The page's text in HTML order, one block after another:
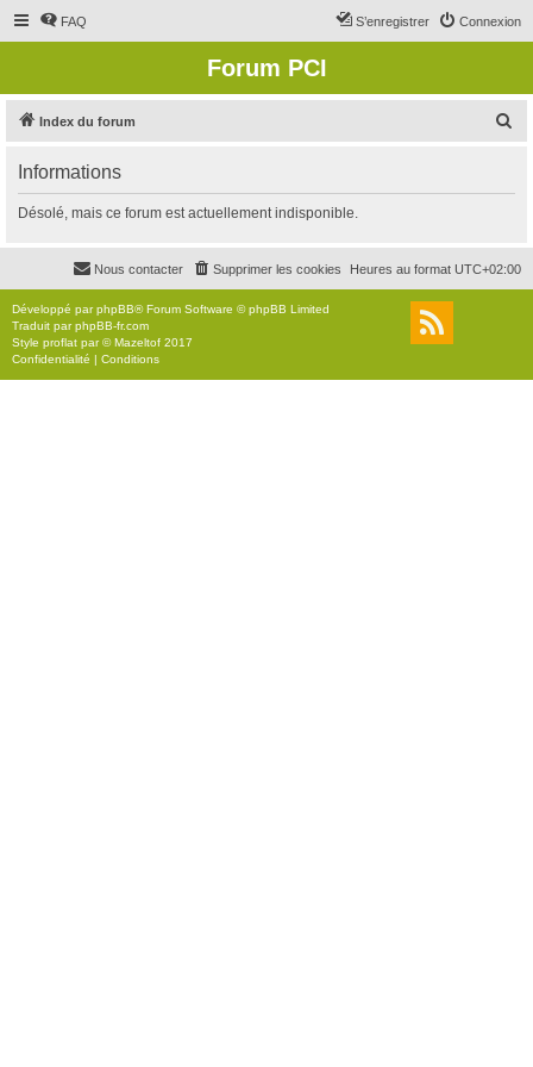
FAQ Connexion
S’enregistrer
Forum PCI
Index du forum
r
c
r
Informations
Désolé, mais ce forum est actuellement indisponible.
Heures au format UTC+02:00
Supprimer les cookies
Nous contacter
Développé parphpBB® Forum Software © phpBB Limited
Traduit parphpBB-fr.com
Style proflat par ©Mazeltof 2017
Confidentialité | Conditions